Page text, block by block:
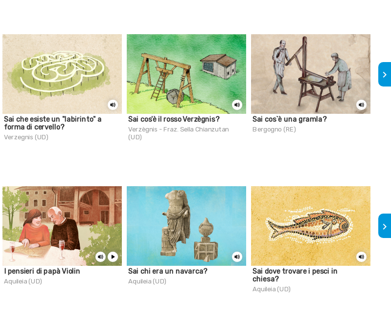
Sai che esiste un "labirinto" a
forma di cervello?
Verzegnis (UD)
Sai cos'è il rosso Verzègnis?
Verzègnis - Fraz. Sella Chianzutan
(UD)
Sai cos`è una gramla?
Bergogno (RE)
keyboard_arrow_right
I pensieri di papà Violin
Aquileia (UD)
Sai chi era un navarca?
Aquileia (UD)
Sai dove trovare i pesci in
chiesa?
Aquileia (UD)
keyboard_arrow_right